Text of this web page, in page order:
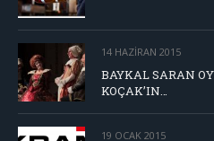
14 HAZIRAN 2015
BAYKAL SARAN
KOÇAK’IN…
19 OCAK 2015